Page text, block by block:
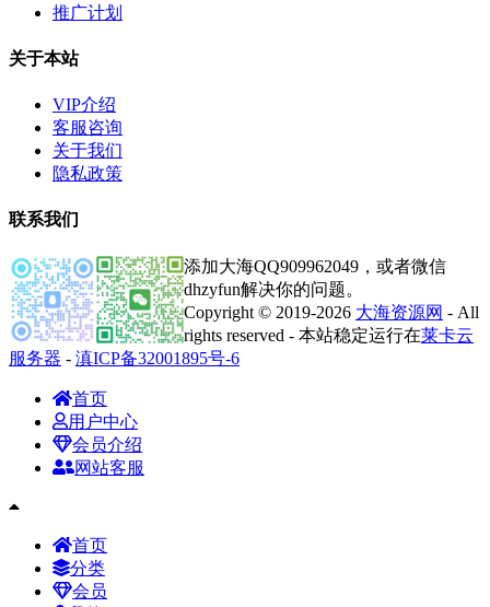
推广计划
关于本站
VIP介绍
客服咨询
关于我们
隐私政策
联系我们
添加大海QQ909962049，或者微信
dhzyfun解决你的问题。
Copyright © 2019-2026 大海资源网 - All
rights reserved - 本站稳定运行在莱卡云
服务器 - 滇ICP备32001895号-6
首页
用户中心
会员介绍
网站客服
首页
分类
会员